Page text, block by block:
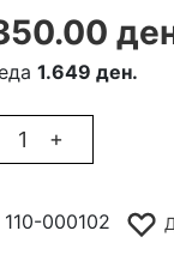
1.649 ден.
+
110-000102